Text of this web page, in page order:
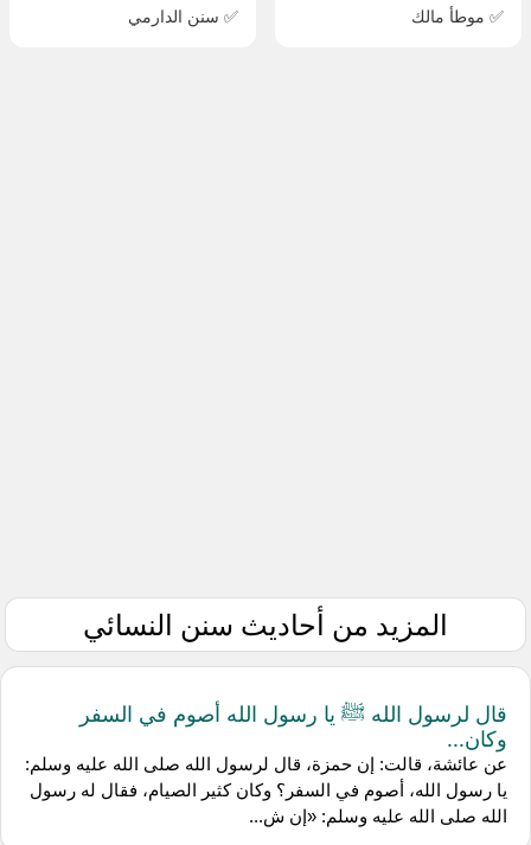
✅ موطأ مالك ✅ سنن الدارمي
المزيد من أحاديث سنن النسائي
قال لرسول الله ﷺ يا رسول الله أصوم في السفر
وكان...
عن عائشة، قالت: إن حمزة، قال لرسول الله صلى الله عليه وسلم:
يا رسول الله، أصوم في السفر؟ وكان كثير الصيام، فقال له رسول
الله صلى الله عليه وسلم: «إن ش...